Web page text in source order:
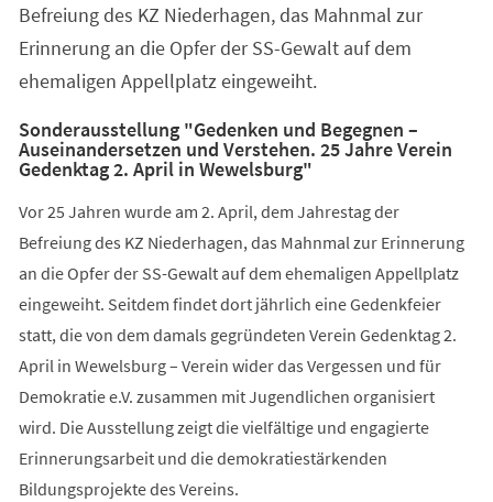
Befreiung des KZ Niederhagen, das Mahnmal zur
Erinnerung an die Opfer der SS-Gewalt auf dem
ehemaligen Appellplatz eingeweiht.
Sonderausstellung "Gedenken und Begegnen –
Auseinandersetzen und Verstehen. 25 Jahre Verein
Gedenktag 2. April in Wewelsburg"
Vor 25 Jahren wurde am 2. April, dem Jahrestag der
Befreiung des KZ Niederhagen, das Mahnmal zur Erinnerung
an die Opfer der SS-Gewalt auf dem ehemaligen Appellplatz
eingeweiht. Seitdem findet dort jährlich eine Gedenkfeier
statt, die von dem damals gegründeten Verein Gedenktag 2.
April in Wewelsburg – Verein wider das Vergessen und für
Demokratie e.V. zusammen mit Jugendlichen organisiert
wird. Die Ausstellung zeigt die vielfältige und engagierte
Erinnerungsarbeit und die demokratiestärkenden
Bildungsprojekte des Vereins.